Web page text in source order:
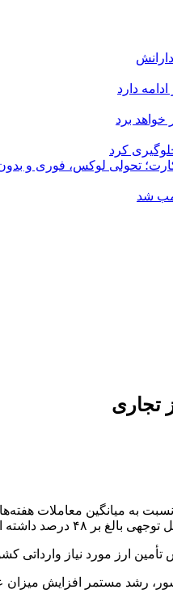
دارد
خواهد برد
کرد
تحولی لوکس، فوری و
به میانگین معاملات
درصد داشته است.
تأمین ارز مورد نیاز
رشد مستمر افزایش میزان